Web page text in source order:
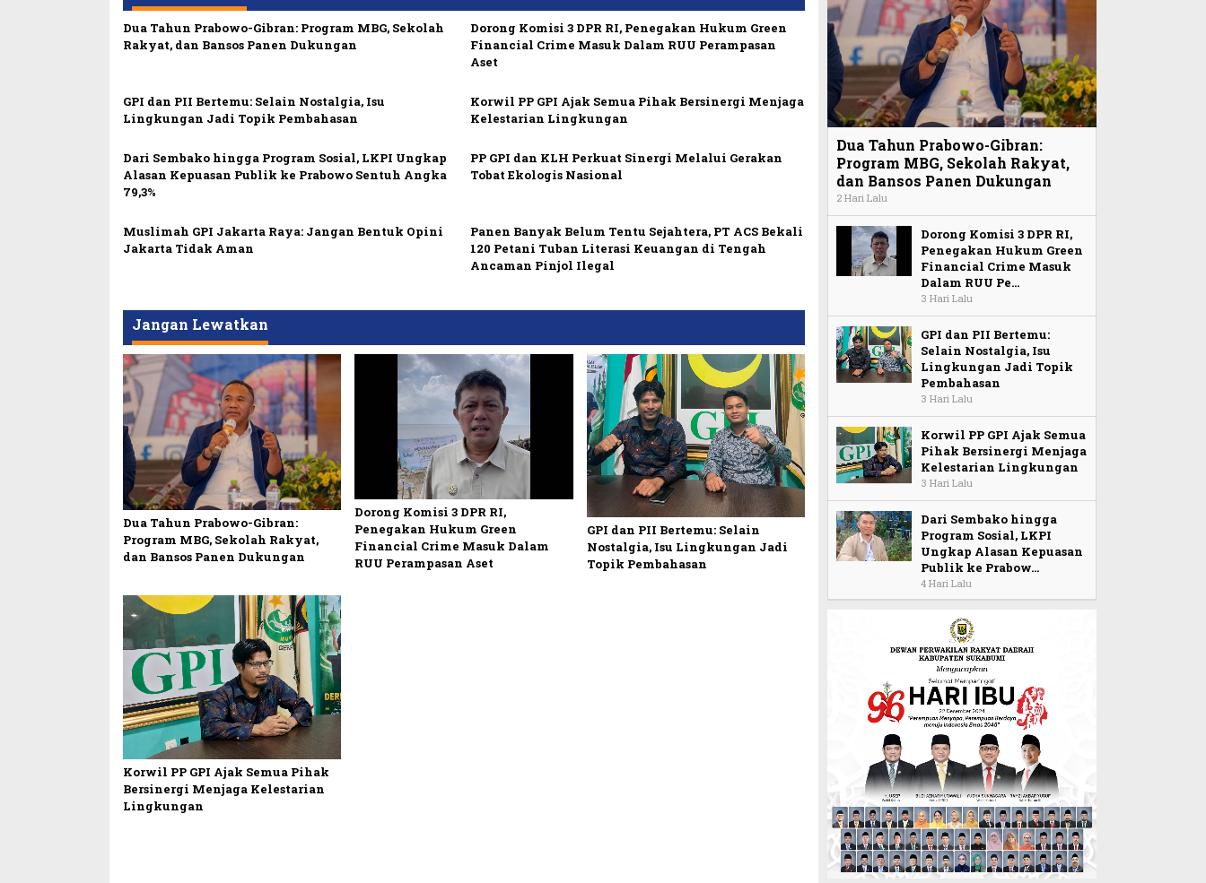
Dua Tahun Prabowo-Gibran: Program MBG, Sekolah
Rakyat, dan Bansos Panen Dukungan
Dorong Komisi 3 DPR RI, Penegakan Hukum Green
Financial Crime Masuk Dalam RUU Perampasan
Aset
GPI dan PII Bertemu: Selain Nostalgia, Isu
Lingkungan Jadi Topik Pembahasan
Korwil PP GPI Ajak Semua Pihak Bersinergi Menjaga
Kelestarian Lingkungan
Dari Sembako hingga Program Sosial, LKPI Ungkap
Alasan Kepuasan Publik ke Prabowo Sentuh Angka
79,3%
PP GPI dan KLH Perkuat Sinergi Melalui Gerakan
Tobat Ekologis Nasional
Muslimah GPI Jakarta Raya: Jangan Bentuk Opini
Jakarta Tidak Aman
Panen Banyak Belum Tentu Sejahtera, PT ACS Bekali
120 Petani Tuban Literasi Keuangan di Tengah
Ancaman Pinjol Ilegal
Jangan Lewatkan
Dua Tahun Prabowo-Gibran:
Program MBG, Sekolah Rakyat,
dan Bansos Panen Dukungan
Dorong Komisi 3 DPR RI,
Penegakan Hukum Green
Financial Crime Masuk Dalam
RUU Perampasan Aset
GPI dan PII Bertemu: Selain
Nostalgia, Isu Lingkungan Jadi
Topik Pembahasan
Korwil PP GPI Ajak Semua Pihak
Bersinergi Menjaga Kelestarian
Lingkungan
Dua Tahun Prabowo-Gibran:
Program MBG, Sekolah Rakyat,
dan Bansos Panen Dukungan
2 Hari Lalu
Dorong Komisi 3 DPR RI,
Penegakan Hukum Green
Financial Crime Masuk
Dalam RUU Pe…
3 Hari Lalu
GPI dan PII Bertemu:
Selain Nostalgia, Isu
Lingkungan Jadi Topik
Pembahasan
3 Hari Lalu
Korwil PP GPI Ajak Semua
Pihak Bersinergi Menjaga
Kelestarian Lingkungan
3 Hari Lalu
Dari Sembako hingga
Program Sosial, LKPI
Ungkap Alasan Kepuasan
Publik ke Prabow…
4 Hari Lalu